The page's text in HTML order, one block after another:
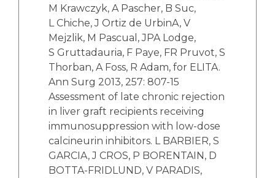
M Krawczyk, A Pascher, B Suc,
L Chiche, J Ortiz de UrbinA, V
Mejzlik, M Pascual, JPA Lodge,
S Gruttadauria, F Paye, FR Pruvot, S
Thorban, A Foss, R Adam, for ELITA.
Ann Surg 2013, 257: 807-15
Assessment of late chronic rejection
in liver graft recipients receiving
immunosuppression with low-dose
calcineurin inhibitors. L BARBIER, S
GARCIA, J CROS, P BORENTAIN, D
BOTTA-FRIDLUND, V PARADIS,